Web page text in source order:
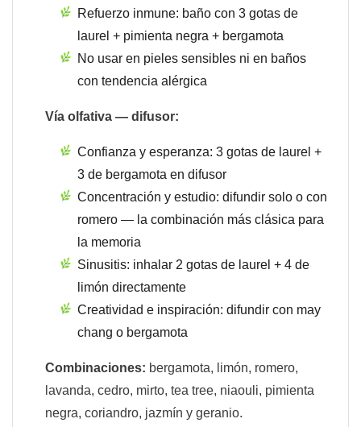
Refuerzo inmune: baño con 3 gotas de
laurel + pimienta negra + bergamota
No usar en pieles sensibles ni en baños
con tendencia alérgica
Vía olfativa — difusor:
Confianza y esperanza: 3 gotas de laurel +
3 de bergamota en difusor
Concentración y estudio: difundir solo o con
romero — la combinación más clásica para
la memoria
Sinusitis: inhalar 2 gotas de laurel + 4 de
limón directamente
Creatividad e inspiración: difundir con may
chang o bergamota
Combinaciones: bergamota, limón, romero,
lavanda, cedro, mirto, tea tree, niaouli, pimienta
negra, coriandro, jazmín y geranio.